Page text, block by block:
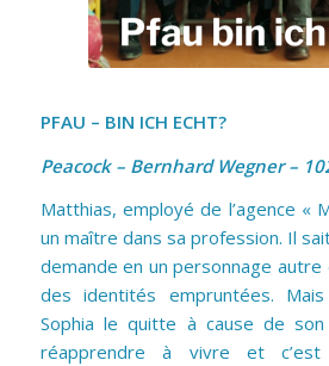
PFAU – BIN ICH ECHT?
Peacock – Bernhard Wegner –
Matthias, employé de l’agence «
un maître dans sa profession. Il
demande en un personnage
des identités empruntées.
Sophia le quitte à cause de
réapprendre à vivre et c’est